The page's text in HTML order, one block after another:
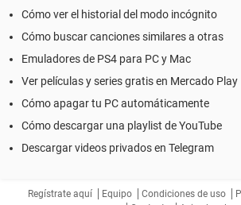
Cómo ver el historial del modo incógnito
Cómo buscar canciones similares a otras
Emuladores de PS4 para PC y Mac
Ver películas y series gratis en Mercado Play
Cómo apagar tu PC automáticamente
Cómo descargar una playlist de YouTube
Descargar videos privados en Telegram
Regístrate aquí Equipo Condiciones de uso